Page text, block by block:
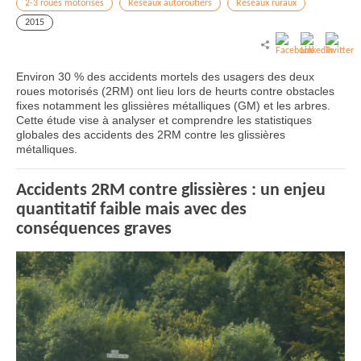
2-3 roues motorisés Réseaux autoroutiers
Réseaux ruraux
2015
Environ 30 % des accidents mortels des usagers des deux
roues motorisés (2RM) ont lieu lors de heurts contre obstacles
fixes notamment les glissières métalliques (GM) et les arbres.
Cette étude vise à analyser et comprendre les statistiques
globales des accidents des 2RM contre les glissières
métalliques.
Accidents 2RM contre glissières : un enjeu
quantitatif faible mais avec des
conséquences graves